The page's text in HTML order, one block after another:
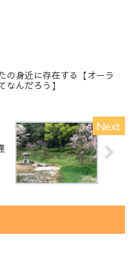
の身近に存在する【オーラ
なんだろう】